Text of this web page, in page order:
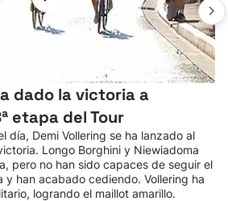
dado la victoria a
etapa del Tour
día, Demi Vollering se ha lanzado al
Longo Borghini y Niewiadoma
pero no han sido capaces de seguir el
y han acabado cediendo. Vollering ha
logrando el maillot amarillo.